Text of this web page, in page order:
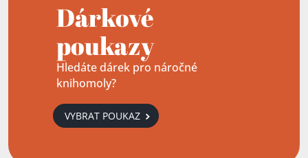
Dárkové
poukazy
Hledáte dárek pro náročné
knihomoly?
VYBRAT POUKAZ